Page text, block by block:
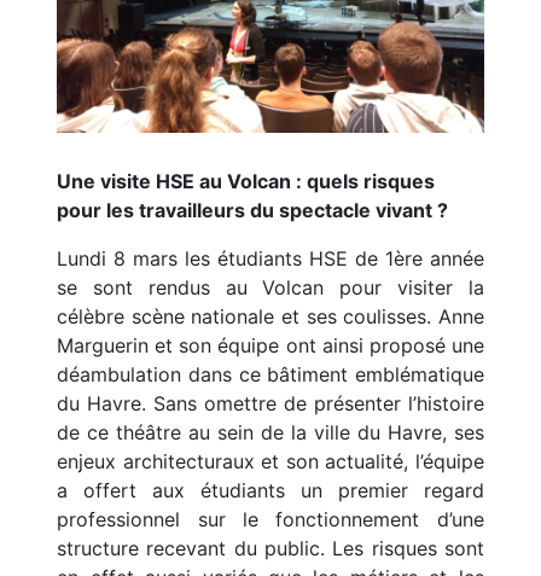
Une visite HSE au Volcan : quels risques
pour les travailleurs du spectacle vivant ?
Lundi 8 mars les étudiants HSE de 1ère année
se sont rendus au Volcan pour visiter la
célèbre scène nationale et ses coulisses. Anne
Marguerin et son équipe ont ainsi proposé une
déambulation dans ce bâtiment emblématique
du Havre. Sans omettre de présenter l’histoire
de ce théâtre au sein de la ville du Havre, ses
enjeux architecturaux et son actualité, l’équipe
a offert aux étudiants un premier regard
professionnel sur le fonctionnement d’une
structure recevant du public. Les risques sont